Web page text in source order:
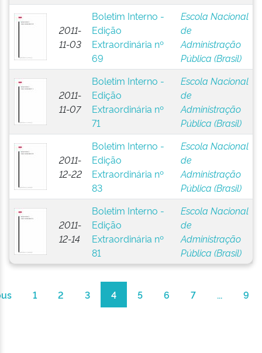
2011-
11-03
Boletim Interno -
Edição
Extraordinária nº
69
Escola Nacional
de
Administração
Pública (Brasil)
2011-
11-07
Boletim Interno -
Edição
Extraordinária nº
71
Escola Nacional
de
Administração
Pública (Brasil)
2011-
12-22
Boletim Interno -
Edição
Extraordinária nº
83
Escola Nacional
de
Administração
Pública (Brasil)
2011-
12-14
Boletim Interno -
Edição
Extraordinária nº
81
Escola Nacional
de
Administração
Pública (Brasil)
1 2 3 4 5 6 7 ... 9